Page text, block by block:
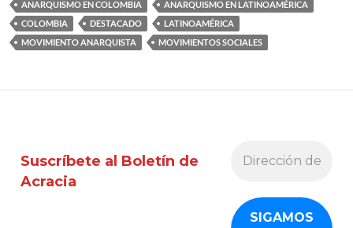
ANARQUISMO EN COLOMBIA
ANARQUISMO EN LATINOAMÉRICA
COLOMBIA
DESTACADO
LATINOAMÉRICA
MOVIMIENTO ANARQUISTA
MOVIMIENTOS SOCIALES
Suscríbete al Boletín de
Acracia